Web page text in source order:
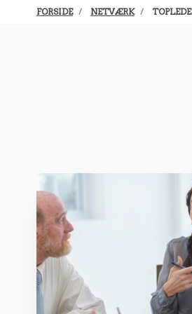
FORSIDE NETVÆRK